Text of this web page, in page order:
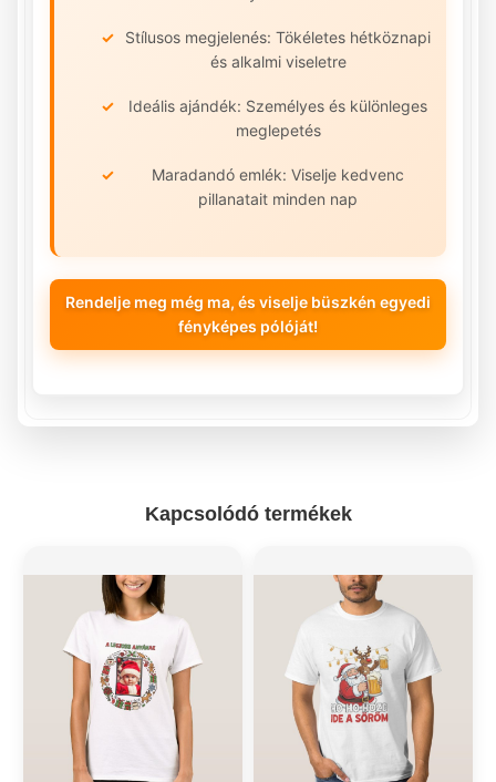
Stílusos megjelenés: Tökéletes hétköznapi
és alkalmi viseletre
Ideális ajándék: Személyes és különleges
meglepetés
Maradandó emlék: Viselje kedvenc
pillanatait minden nap
Rendelje meg még ma, és viselje büszkén egyedi
fényképes pólóját!
Kapcsolódó termékek